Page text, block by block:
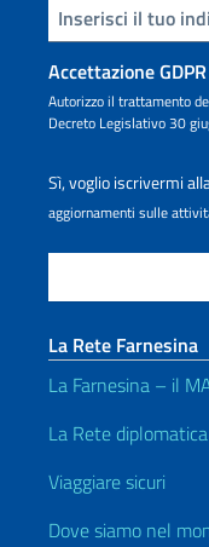
Inserisci la tua email
Accettazione GDPR
Autorizzo il trattamento
Decreto Legislativo 30
Sì, voglio iscrivermi
aggiornamenti sulle
La Rete Farnesina
La Farnesina – il
La Rete diplomatica
Viaggiare sicuri
Dove siamo nel